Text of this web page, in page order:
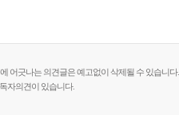
어긋나는 의견글은 예고없이 삭제될 수 있습니다.
자의견이 있습니다.